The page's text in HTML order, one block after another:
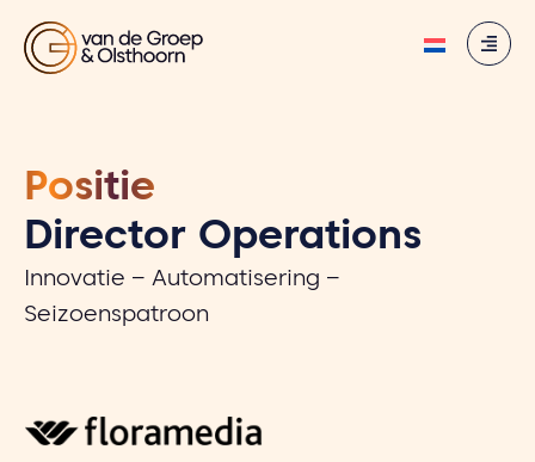
Positie
Director Operations
Innovatie – Automatisering –
Seizoenspatroon